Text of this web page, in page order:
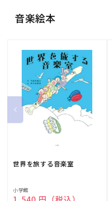
音楽絵本
世界を旅する音楽室
販
小学館